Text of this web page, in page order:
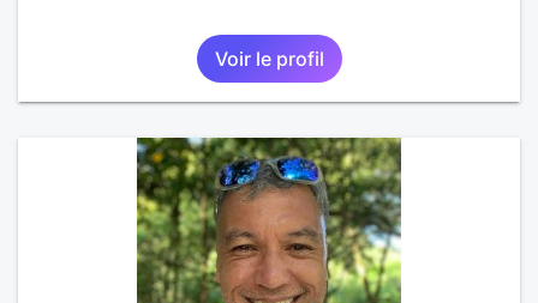
Voir le profil